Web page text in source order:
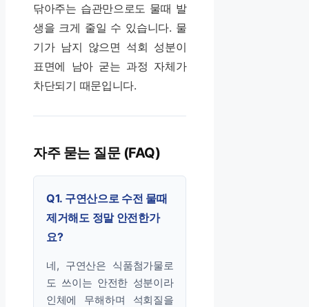
닦아주는 습관만으로도 물때 발
생을 크게 줄일 수 있습니다. 물
기가 남지 않으면 석회 성분이
표면에 남아 굳는 과정 자체가
차단되기 때문입니다.
자주 묻는 질문 (FAQ)
Q1. 구연산으로 수전 물때
제거해도 정말 안전한가
요?
네, 구연산은 식품첨가물로
도 쓰이는 안전한 성분이라
인체에 무해하며 석회질을